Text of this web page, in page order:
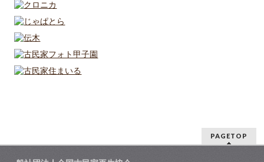
PAGETOP